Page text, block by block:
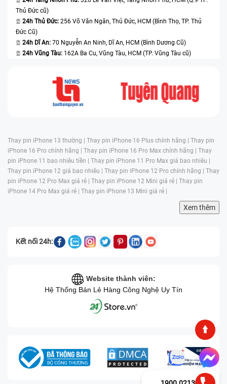
Thủ Đức cũ)
24h Thủ Đức: 256 Võ Văn Ngân, Thủ Đức, HCM (Bình Thọ, TP. Thủ
Đức Cũ)
24h Dĩ An: 70 Nguyễn An Ninh, Dĩ An, HCM (Bình Dương Cũ)
24h Vũng Tàu: 162A Ba Cu, Vũng Tàu, HCM (TP. Vũng Tàu cũ)
Thay pin iPhone 13 thường | Thay pin iPhone 16 Plus chính hãng | Thay pin
iPhone 16 Pro chính hãng | Thay pin iPhone 16 Pro Max chính hãng | Thay
pin iPhone 11 bao nhiêu tiền | Thay pin iPhone 11 Pro Max giá bao nhiêu |
Thay pin iPhone 12 giá bao nhiêu | Thay pin iPhone 12 Pro chính hãng | Thay
pin iPhone 12 Pro Max giá rẻ | Thay pin iPhone 12 Mini giá rẻ | Thay pin
iPhone 14 Pro Max giá rẻ | Thay pin iPhone 13 Mini giá rẻ |
Xem thêm
Kết nối 24h:
Website thành viên:
Hệ Thống Bán Lẻ Hàng Công Nghệ Uy Tín